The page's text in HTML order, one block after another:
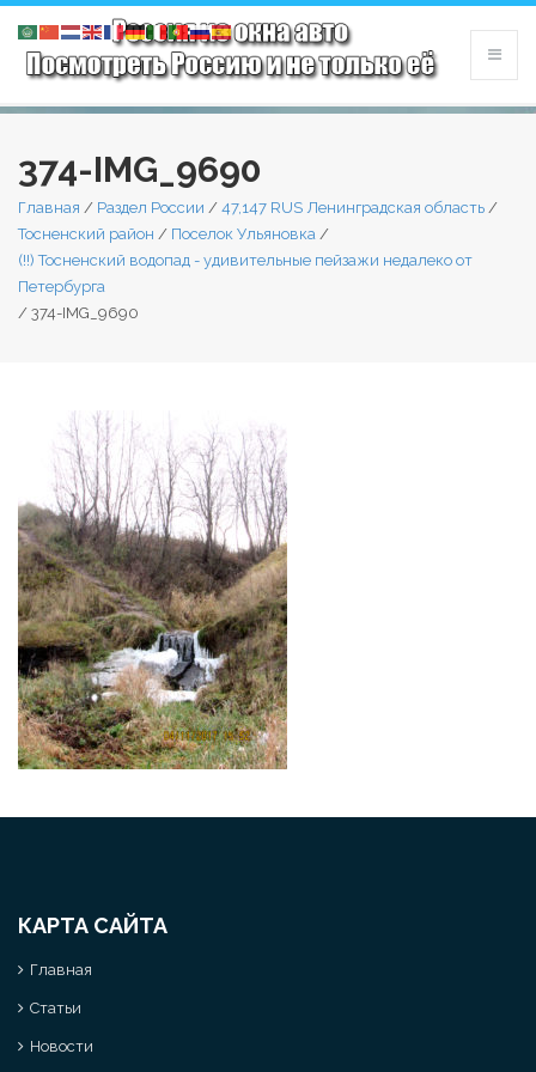
374-IMG_9690
Главная / Раздел России / 47,147 RUS Ленинградская область /
Тосненский район / Поселок Ульяновка /
(!!) Тосненский водопад - удивительные пейзажи недалеко от
Петербурга
/ 374-IMG_9690
КАРТА САЙТА
Главная
Статьи
Новости